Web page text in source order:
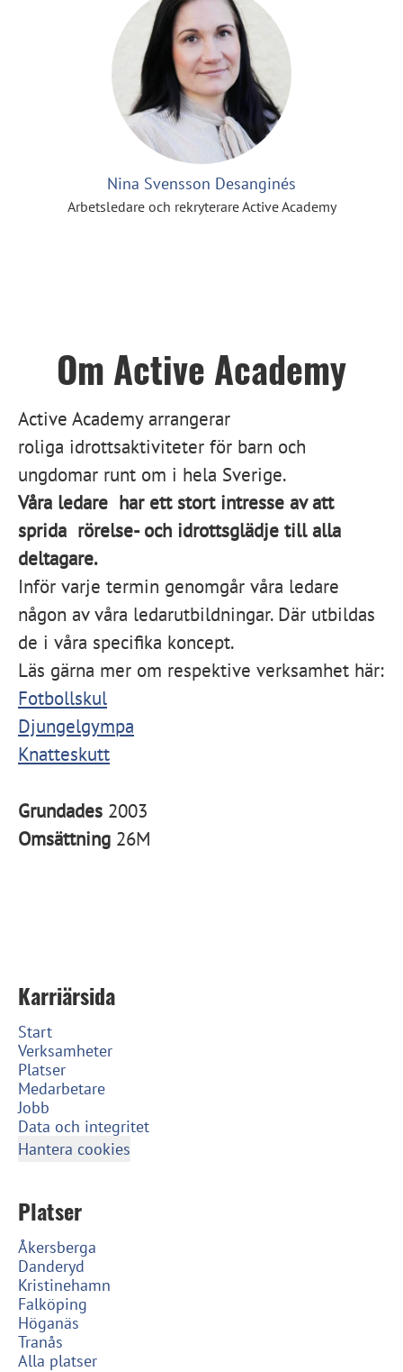
Nina Svensson Desanginés
Arbetsledare och rekryterare Active Academy
Om Active Academy
Active Academy arrangerar
roliga idrottsaktiviteter för barn och
ungdomar runt om i hela Sverige.
Våra ledare har ett stort intresse av att
sprida rörelse- och idrottsglädje till alla
deltagare.
Inför varje termin genomgår våra ledare
någon av våra ledarutbildningar. Där utbildas
de i våra specifika koncept.
Läs gärna mer om respektive verksamhet här:
Fotbollskul
Djungelgympa
Knatteskutt
Grundades 2003
Omsättning 26M
Karriärsida
Start
Verksamheter
Platser
Medarbetare
Jobb
Data och integritet
Hantera cookies
Platser
Åkersberga
Danderyd
Kristinehamn
Falköping
Höganäs
Tranås
Alla platser